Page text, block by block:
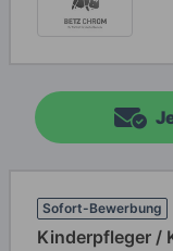
Sofort-Bewerbung
Kinderpfleger /